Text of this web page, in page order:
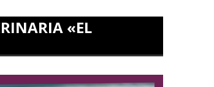
«EL